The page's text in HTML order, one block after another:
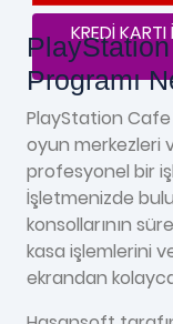
KREDİ
Programı
PlayStation Cafe
oyun merkezleri
profesyonel bir
İşletmenizde
konsollarının
kasa işlemlerini
ekrandan